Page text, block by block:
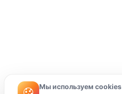
Мы используем cookies